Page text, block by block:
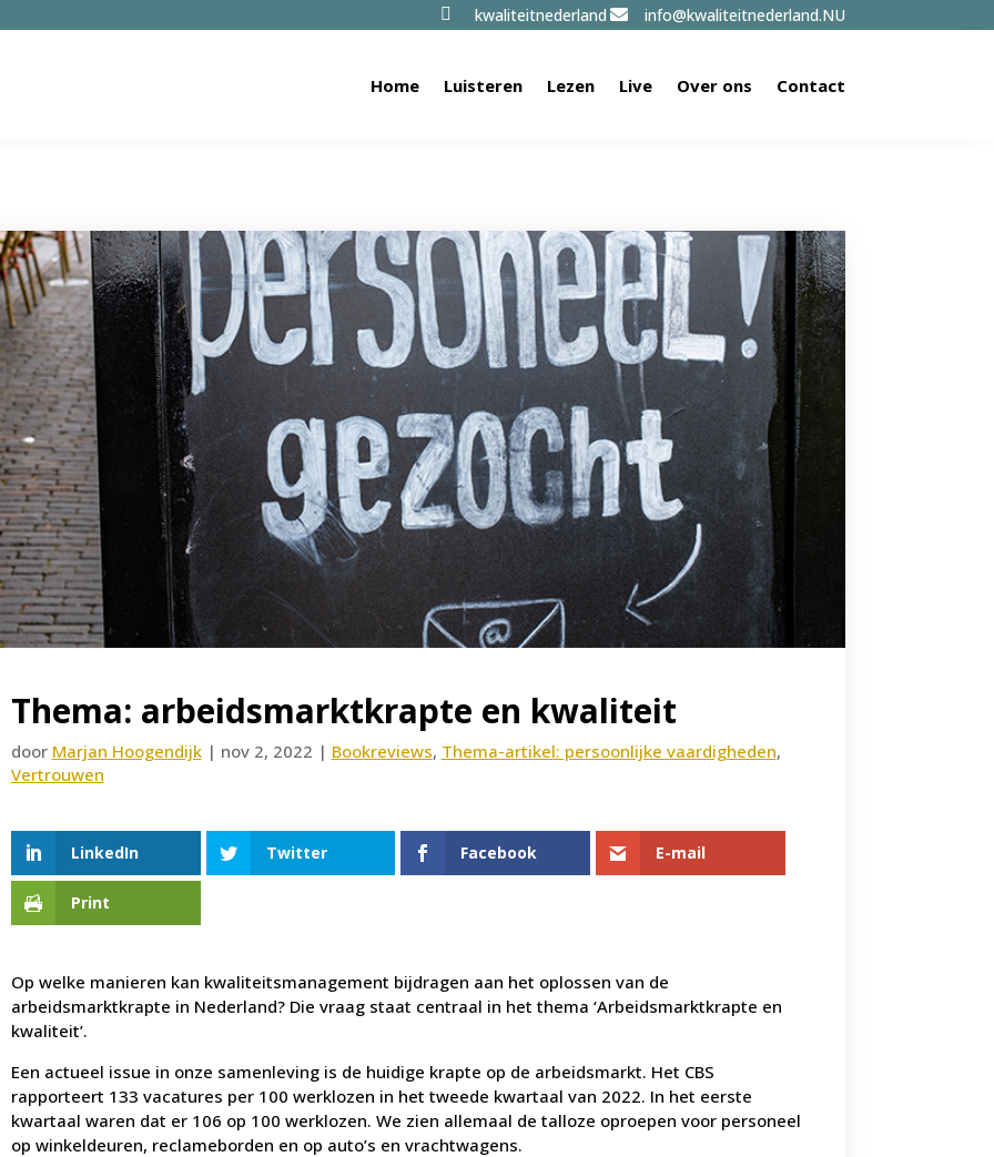
 kwaliteitnederland  info@kwaliteitnederland.NU
Home Luisteren Lezen Live Over ons Contact
Thema: arbeidsmarktkrapte en kwaliteit
door Marjan Hoogendijk| nov 2, 2022 | Bookreviews, Thema-artikel: persoonlijke vaardigheden,
Vertrouwen
LinkedIn Twitter Facebook E-mail
Print
Op welke manieren kan kwaliteitsmanagement bijdragen aan het oplossen van de
arbeidsmarktkrapte in Nederland? Die vraag staat centraal in het thema ‘Arbeidsmarktkrapte en
kwaliteit’.
Een actueel issue in onze samenleving is de huidige krapte op de arbeidsmarkt. Het CBS
rapporteert 133 vacatures per 100 werklozen in het tweede kwartaal van 2022. In het eerste
kwartaal waren dat er 106 op 100 werklozen. We zien allemaal de talloze oproepen voor personeel
op winkeldeuren, reclameborden en op auto’s en vrachtwagens.